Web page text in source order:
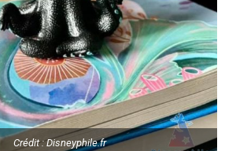
Crédit : Disneyphile.fr